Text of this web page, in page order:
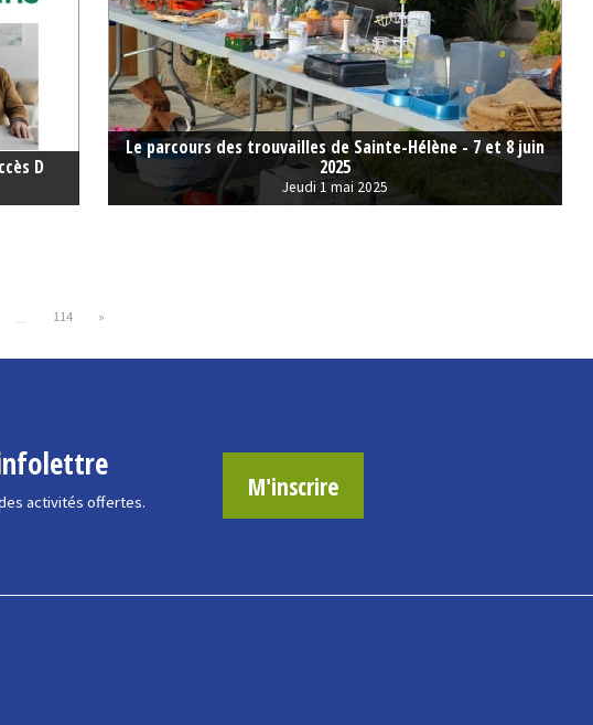
D
Le parcours des trouvailles de Sainte-Hélène - 7 et 8 juin
2025
Jeudi 1 mai 2025
... 114 »
activités offertes.
M'inscrire